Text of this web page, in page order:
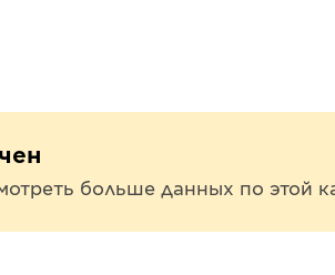
больше данных по этой